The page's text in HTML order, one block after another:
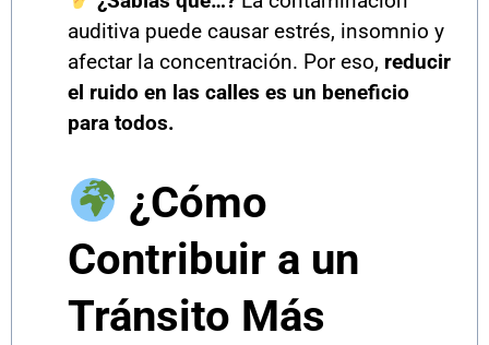
auditiva puede causar estrés, insomnio y
afectar la concentración. Por eso, reducir
el ruido en las calles es un beneficio
para todos.
¿Cómo
Contribuir a un
Tránsito Más